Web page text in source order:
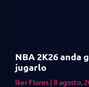
NBA 2K26 anda
jugarlo
Iker Flores 8 agosto,